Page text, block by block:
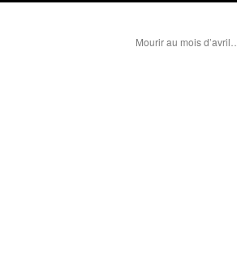
Mourir au mois d’avril…